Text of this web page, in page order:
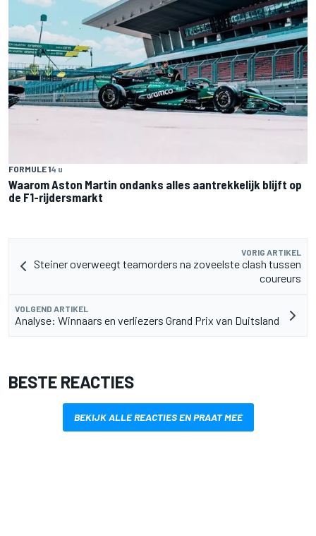
FORMULE 14 u
Waarom Aston Martin ondanks alles aantrekkelijk blijft op
de F1-rijdersmarkt
VORIG ARTIKEL
Steiner overweegt teamorders na zoveelste clash tussen
coureurs
VOLGEND ARTIKEL
Analyse: Winnaars en verliezers Grand Prix van Duitsland
BESTE REACTIES
BEKIJK ALLE REACTIES EN PRAAT MEE